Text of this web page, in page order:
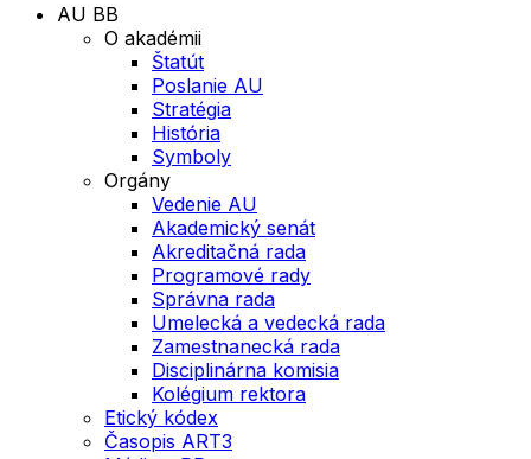
AU BB
O akadémii
Štatút
Poslanie AU
Stratégia
História
Symboly
Orgány
Vedenie AU
Akademický senát
Akreditačná rada
Programové rady
Správna rada
Umelecká a vedecká rada
Zamestnanecká rada
Disciplinárna komisia
Kolégium rektora
Etický kódex
Časopis ART3